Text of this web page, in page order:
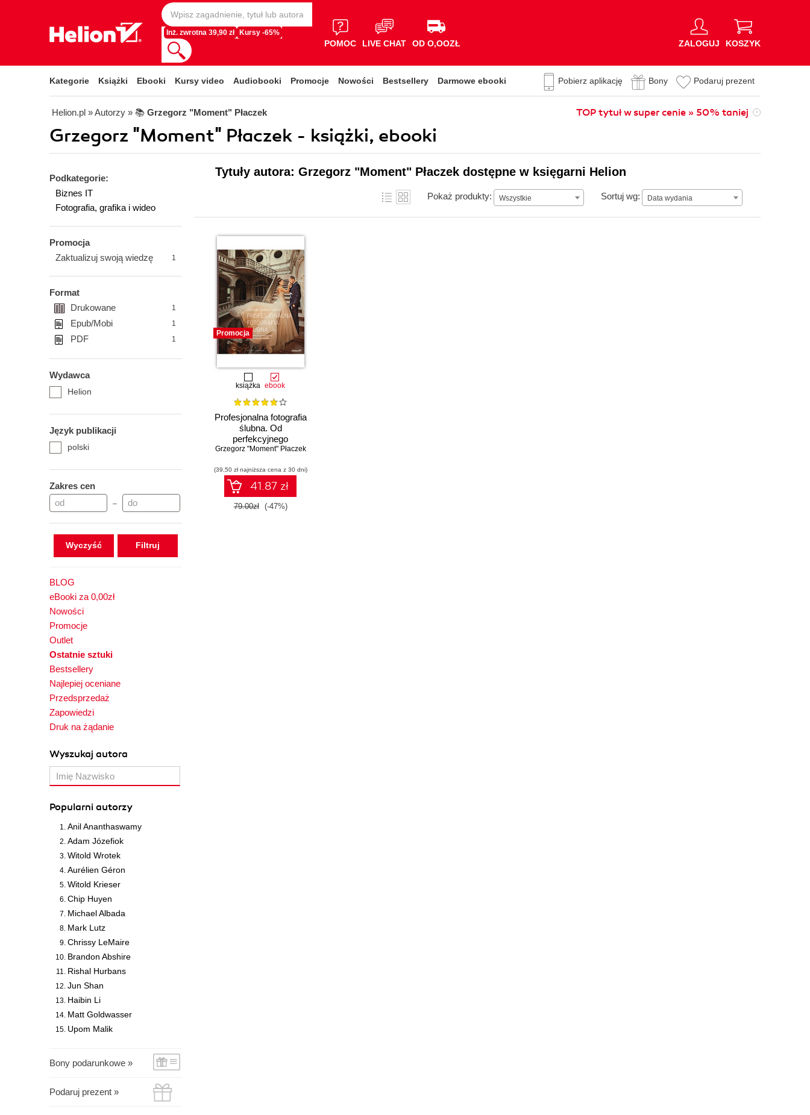
Inż. zwrotna 39,90 zł Kursy -65%
POMOC LIVE CHAT OD O,OOZŁ ZALOGUJ KOSZYK
Kategorie Książki Ebooki Kursy video Audiobooki Promocje Nowości Bestsellery Darmowe ebooki Pobierz aplikację Bony Podaruj prezent
Helion.pl » Autorzy » 📚 Grzegorz "Moment" Płaczek TOP tytuł w super cenie » 50% taniej
Grzegorz "Moment" Płaczek - książki, ebooki
Podkategorie:
Biznes IT
Fotografia, grafika i wideo
Promocja
Zaktualizuj swoją wiedzę
1
Format
Drukowane
1
Epub/Mobi 1
PDF 1
Wydawca
Helion
Język publikacji
polski
Zakres cen
–
Wyczyść
BLOG
eBooki za 0,00zł
Nowości
Promocje
Outlet
Ostatnie sztuki
Bestsellery
Najlepiej oceniane
Przedsprzedaż
Zapowiedzi
Druk na żądanie
Wyszukaj autora
Popularni autorzy
Anil Ananthaswamy
Adam Józefiok
Witold Wrotek
Aurélien Géron
Witold Krieser
Chip Huyen
Michael Albada
Mark Lutz
Chrissy LeMaire
Brandon Abshire
Rishal Hurbans
Jun Shan
Haibin Li
Matt Goldwasser
Upom Malik
Bony podarunkowe »
Podaruj prezent »
Tytuły autora: Grzegorz "Moment" Płaczek dostępne w księgarni Helion
Pokaż produkty: Wszystkie Sortuj wg: Data wydania
Data wydania
Promocja
książka ebook
Profesjonalna fotografia
ślubna. Od
perfekcyjnego
warsztatu do
Wydanie II zmienione
Grzegorz "Moment" Płaczek
(39,50 zł najniższa cena z 30 dni)
41.87 zł
79.00zł (-47%)